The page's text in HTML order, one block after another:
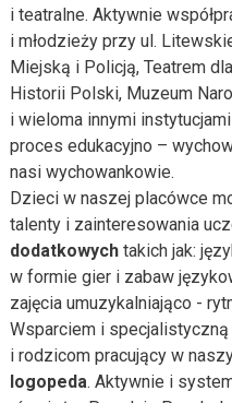
i teatralne. Aktywnie
i młodzieży przy ul.
Miejską i Policją, Teatrem
Historii Polski, Muzeum
i wieloma innymi
proces edukacyjno –
nasi wychowankowie.
Dzieci w naszej placówce
talenty i zainteresowania
dodatkowychtakich jak:
w formie gier i zabaw
zajęcia umuzykalniająco -
Wsparciem i
i rodzicom pracujący w
logopeda. Aktywnie i